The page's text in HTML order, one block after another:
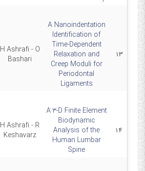
۱۳
A Nanoindentation
Identification of
Time-Dependent
Relaxation and
Creep Moduli for
Periodontal
Ligaments
H Ashrafi - O
Bashari
۱۴
A 3-D Finite Element
Biodynamic
Analysis of the
Human Lumbar
Spine
H Ashrafi - R
Keshavarz